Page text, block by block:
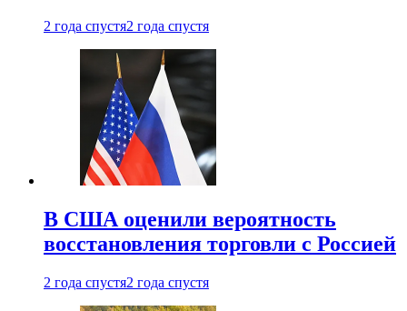
2 года спустя2 года спустя
В США оценили вероятность
восстановления торговли с Россией
2 года спустя2 года спустя